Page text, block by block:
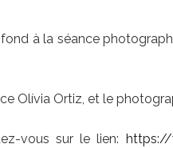
à la séance
Olívia Ortiz, et le
vous sur le lien: https://